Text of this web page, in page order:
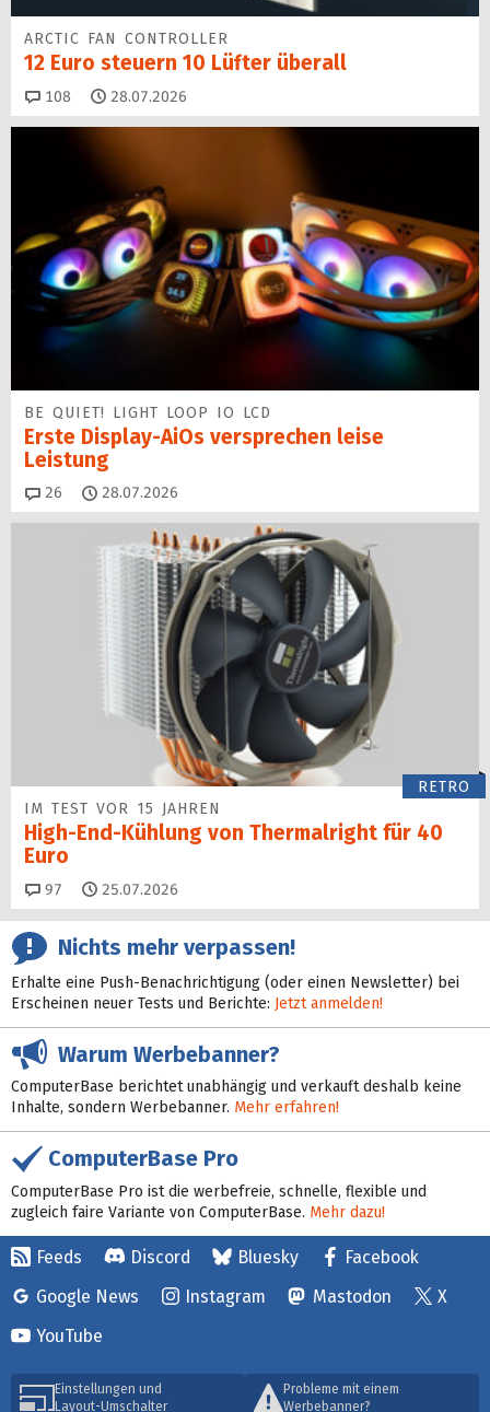
ARCTIC FAN CONTROLLER
12 Euro steuern 10 Lüfter überall
108 Kommentare
28.07.2026
BE QUIET! LIGHT LOOP IO LCD
Erste Display-AiOs versprechen leise
Leistung
26 Kommentare
28.07.2026
RETRO
IM TEST VOR 15 JAHREN
High-End-Kühlung von Thermalright für 40
Euro
97 Kommentare
25.07.2026
Nichts mehr verpassen!
Erhalte eine Push-Benachrichtigung (oder einen Newsletter) bei
Erscheinen neuer Tests und Berichte: Jetzt anmelden!
Warum Werbebanner?
ComputerBase berichtet unabhängig und verkauft deshalb keine
Inhalte, sondern Werbebanner. Mehr erfahren!
ComputerBase Pro
ComputerBase Pro ist die werbefreie, schnelle, flexible und
zugleich faire Variante von ComputerBase. Mehr dazu!
Feeds Discord Bluesky
Facebook
Google News
Instagram Mastodon
X
YouTube
Einstellungen und
Layout-Umschalter
Probleme mit einem
Werbebanner?